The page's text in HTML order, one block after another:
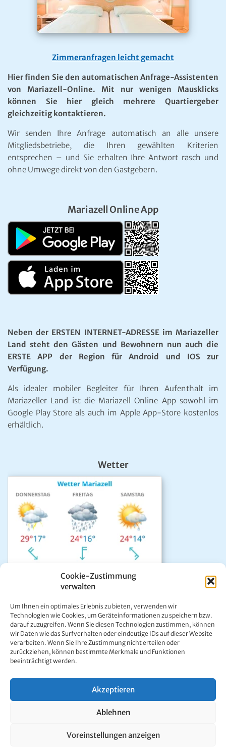
Cookie-Zustimmung
verwalten
Um Ihnen ein optimales Erlebnis zu bieten, verwenden wir
Technologien wie Cookies, um Geräteinformationen zu speichern bzw.
darauf zuzugreifen. Wenn Sie diesen Technologien zustimmen, können
wir Daten wie das Surfverhalten oder eindeutige IDs auf dieser Website
verarbeiten. Wenn Sie Ihre Zustimmung nicht erteilen oder
zurückziehen, können bestimmte Merkmale und Funktionen
beeinträchtigt werden.
Akzeptieren
Ablehnen
Voreinstellungen anzeigen
Zimmeranfragen leicht gemacht
Hier finden Sie den automatischen Anfrage-Assistenten
von Mariazell-Online. Mit nur wenigen Mausklicks
können Sie hier gleich mehrere Quartiergeber
gleichzeitig kontaktieren.
Wir senden Ihre Anfrage automatisch an alle unsere
Mitgliedsbetriebe, die Ihren gewählten Kriterien
entsprechen – und Sie erhalten Ihre Antwort rasch und
ohne Umwege direkt von den Gastgebern.
Mariazell Online App
Neben der ERSTEN INTERNET-ADRESSE im Mariazeller
Land steht den Gästen und Bewohnern nun auch die
ERSTE APP der Region für Android und IOS zur
Verfügung.
Als idealer mobiler Begleiter für Ihren Aufenthalt im
Mariazeller Land ist die Mariazell Online App sowohl im
Google Play Store als auch im Apple App-Store kostenlos
erhältlich.
Wetter
Das aktuelle Wetter in Mariazell
Unwetter Warnzentrale
Satellitenbild GeoSphere
ÖAMTC Verkehrsservice
Ing. Werner Girrer | Wiener Straße 64 | A-8630 Mariazell |
Mariazell Online © 1997 - 2026. Alle Rechte vorbehalten.
Impressum|Datenschutzerklärung